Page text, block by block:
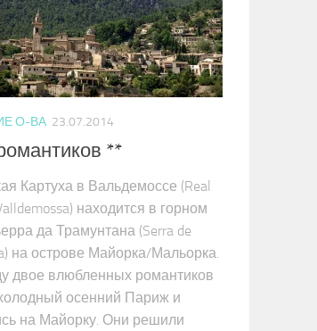
О-ВА 23.07.2014
**
Картуха в Вальдемоссе (Real
находится в горном
да Трамунтана (Serra de
на острове Майорка/Мальорка.
двое влюбленных романтиков
осенний Париж и
на Майорку. Они решили